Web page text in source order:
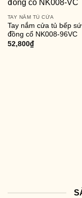
TAY NẮM TỦ CỬA
Tay nắm cửa tủ bếp
đồng cổ NK008-96VC
52,800₫